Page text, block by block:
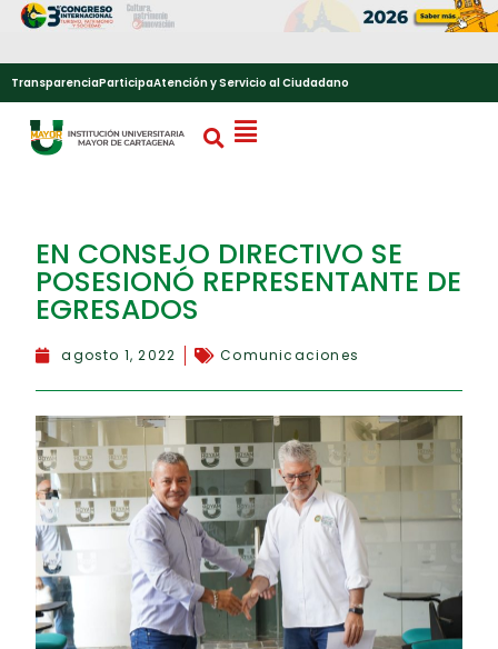
TransparenciaParticipaAtención y Servicio al Ciudadano
EN CONSEJO DIRECTIVO SE
POSESIONÓ REPRESENTANTE DE
EGRESADOS
agosto 1, 2022 Comunicaciones